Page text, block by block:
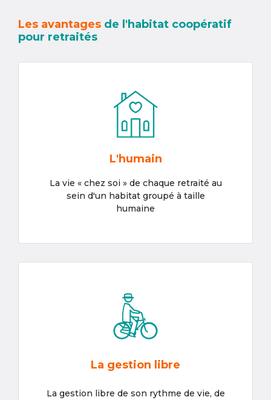
Les avantages de l'habitat coopératif
pour retraités
L'humain
La vie « chez soi » de chaque retraité au
sein d'un habitat groupé à taille
humaine
La gestion libre
La gestion libre de son rythme de vie, de